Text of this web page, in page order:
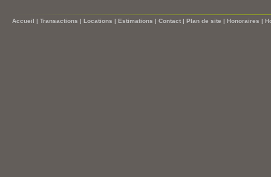
Accueil | Transactions | Locations | Estimations | Contact | Plan de site | Honoraires |